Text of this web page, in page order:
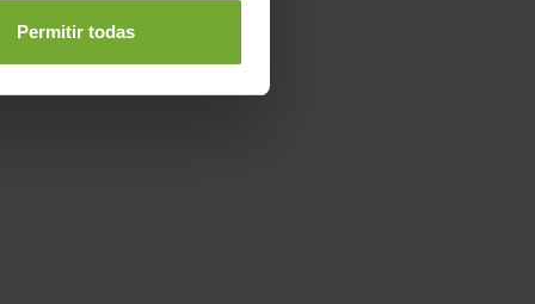
Permitir todas